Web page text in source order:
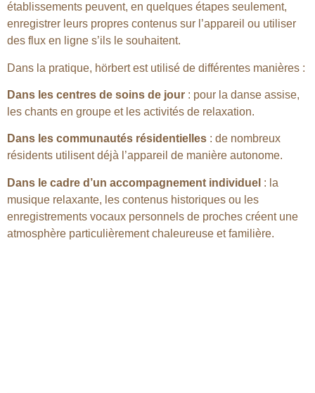
établissements peuvent, en quelques étapes seulement,
enregistrer leurs propres contenus sur l’appareil ou utiliser
des flux en ligne s’ils le souhaitent.
Dans la pratique, hörbert est utilisé de différentes manières :
Dans les centres de soins de jour : pour la danse assise,
les chants en groupe et les activités de relaxation.
Dans les communautés résidentielles : de nombreux
résidents utilisent déjà l’appareil de manière autonome.
Dans le cadre d’un accompagnement individuel : la
musique relaxante, les contenus historiques ou les
enregistrements vocaux personnels de proches créent une
atmosphère particulièrement chaleureuse et familière.